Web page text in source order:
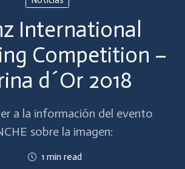
International
Competition –
d´Or 2018
a la información del evento
sobre la imagen:
1 min read